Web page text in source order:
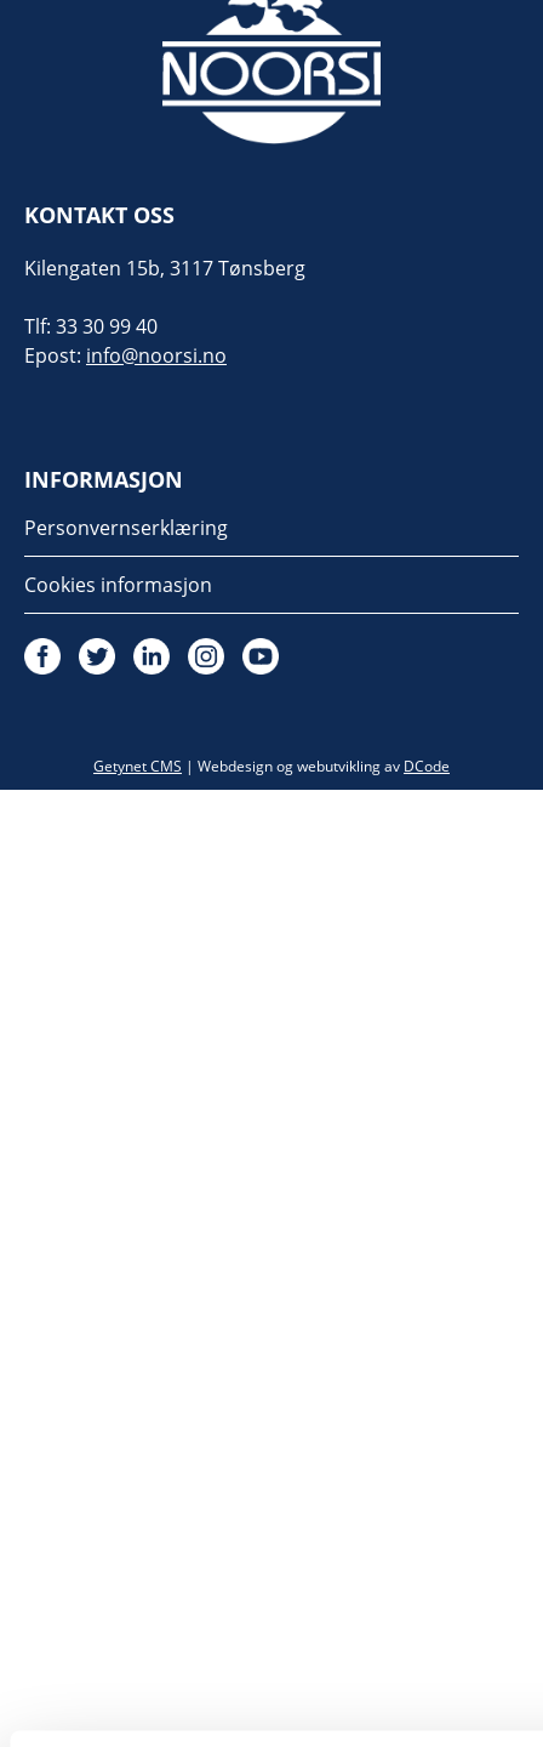
KONTAKT OSS
Kilengaten 15b, 3117 Tønsberg
Tlf: 33 30 99 40
Epost: info@noorsi.no
INFORMASJON
Personvernserklæring
Cookies informasjon
Getynet CMS | Webdesign og webutvikling av DCode